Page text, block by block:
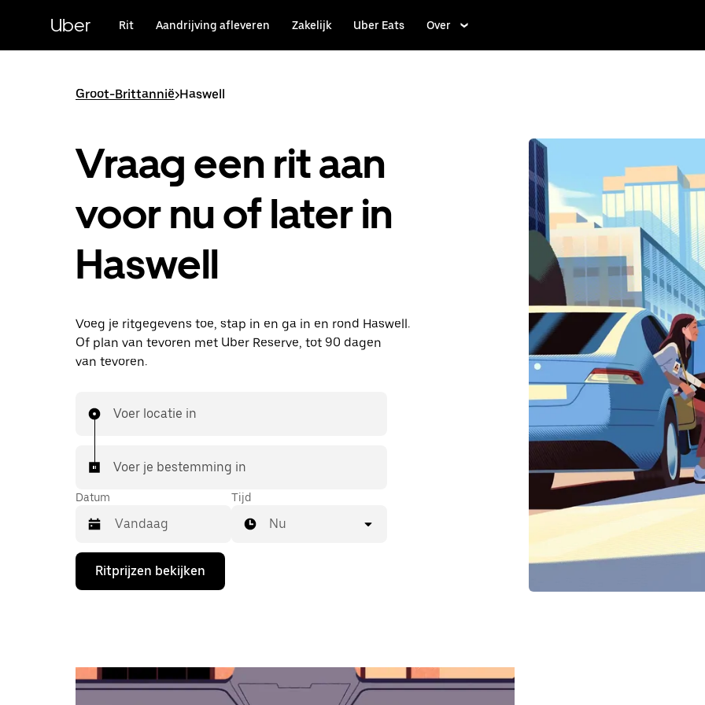
hoofdinhoudUber Rit Aandrijving afleveren Zakelijk Uber Eats Over
Groot-Brittannië>Haswell
Vraag een rit aan
voor nu of later in
Haswell
Voeg je ritgegevens toe, stap in en ga in en rond Haswell.
Of plan van tevoren met Uber Reserve, tot 90 dagen
van tevoren.
Voer locatie in
Voer je bestemming in
Datum
Druk
de
te
openen
Tijd
Nu
Ritprijzen bekijken